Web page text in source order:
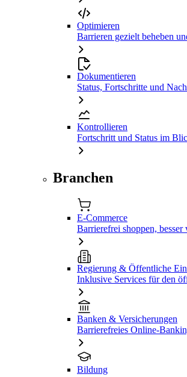
Optimieren
Barrieren gezielt beheben
Dokumentieren
Status, Fortschritte und
Kontrollieren
Fortschritt und Status im
Branchen
E-Commerce
Barrierefrei shoppen, besser
Regierung & Öffentliche
Inklusive Services für den
Banken & Versicherungen
Barrierefreies Online-
Bildung